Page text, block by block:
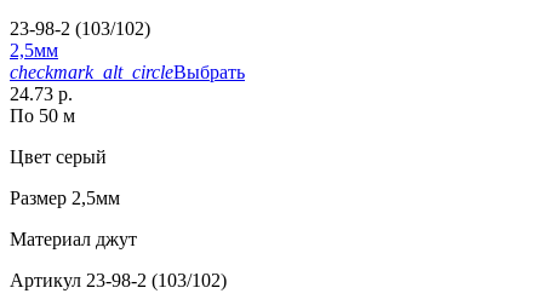
23-98-2 (103/102)
2,5мм
checkmark_alt_circleВыбрать
24.73 р.
По 50 м
Цвет серый
Размер 2,5мм
Материал джут
Артикул 23-98-2 (103/102)